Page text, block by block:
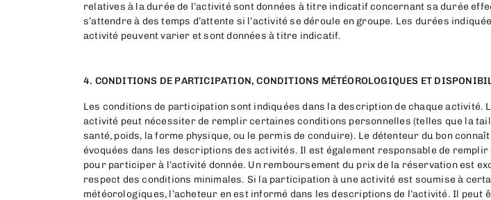
relatives à la durée de l’activité sont données à titre indicatif concernant sa durée
s’attendre à des temps d’attente si l’activité se déroule en groupe. Les durées
activité peuvent varier et sont données à titre indicatif.
4. CONDITIONS DE PARTICIPATION, CONDITIONS MÉTÉOROLOGIQUES ET
Les conditions de participation sont indiquées dans la description de chaque activité.
activité peut nécessiter de remplir certaines conditions personnelles (telles que la
santé, poids, la forme physique, ou le permis de conduire). Le détenteur du bon
évoquées dans les descriptions des activités. Il est également responsable de remplir
pour participer à l’activité donnée. Un remboursement du prix de la réservation est
respect des conditions minimales. Si la participation à une activité est soumise à
météorologiques, l’acheteur en est informé dans les descriptions de l’activité. Il peut